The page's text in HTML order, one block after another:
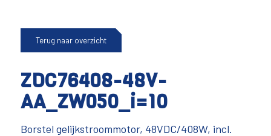
Terug naar overzicht
ZDC76408-48V-
AA_ZW050_i=10
Borstel gelijkstroommotor, 48VDC/408W, incl.